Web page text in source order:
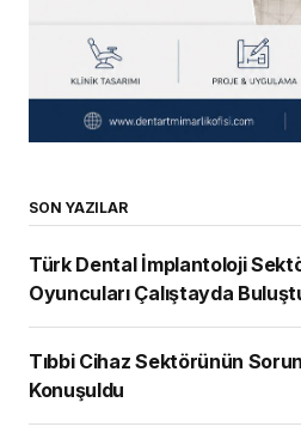
SON YAZILAR
Türk Dental İmplantoloji
Oyuncuları Çalıştayda
Tıbbi Cihaz Sektörünün
Konuşuldu